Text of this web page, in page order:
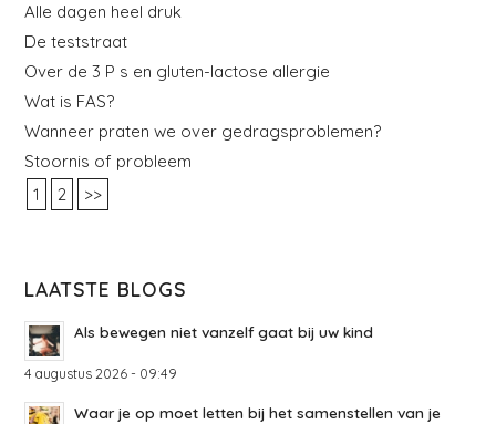
Alle dagen heel druk
De teststraat
Over de 3 P s en gluten-lactose allergie
Wat is FAS?
Wanneer praten we over gedragsproblemen?
Stoornis of probleem
1
2 >>
LAATSTE BLOGS
Als bewegen niet vanzelf gaat bij uw kind
4 augustus 2026 - 09:49
Waar je op moet letten bij het samenstellen van je